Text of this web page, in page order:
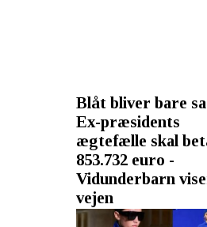
Blåt bliver bare
Ex-præsidents
ægtefælle skal
853.732 euro -
Vidunderbarn
vejen